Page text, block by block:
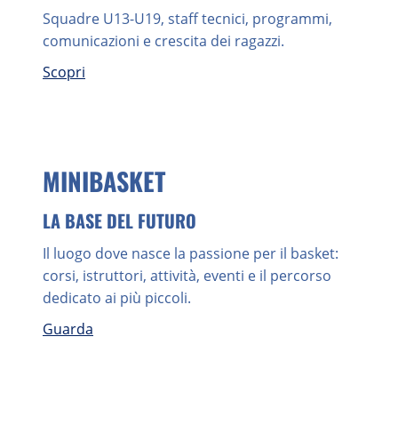
Squadre U13-U19, staff tecnici, programmi,
comunicazioni e crescita dei ragazzi.
Scopri
MINIBASKET
LA BASE DEL FUTURO
Il luogo dove nasce la passione per il basket:
corsi, istruttori, attività, eventi e il percorso
dedicato ai più piccoli.
Guarda